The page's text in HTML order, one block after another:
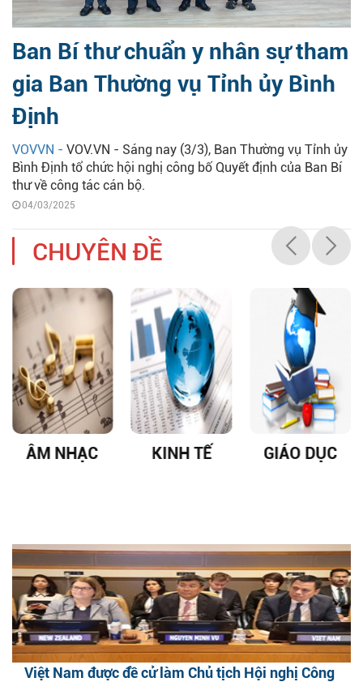
Ban Bí thư chuẩn y nhân sự tham
gia Ban Thường vụ Tỉnh ủy Bình
Định
VOVVN - VOV.VN - Sáng nay (3/3), Ban Thường vụ Tỉnh ủy
Bình Định tổ chức hội nghị công bố Quyết định của Ban Bí
thư về công tác cán bộ.
04/03/2025
CHUYÊN ĐỀ
ÂM NHẠC KINH TẾ GIÁO DỤC
Việt Nam được đề cử làm Chủ tịch Hội nghị Công